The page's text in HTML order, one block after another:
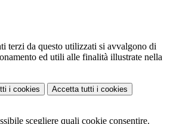
terzi da questo utilizzati si avvalgono di
ed utili alle finalità illustrate nella
i cookies Accetta tutti i cookies
scegliere quali cookie consentire.